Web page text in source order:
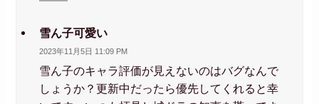
雪ん子可愛い
2023年11月5日 11:09 PM
雪ん子のキャラ評価が見えないのはバグなんで
しょうか？更新中だったら優先してくれると幸